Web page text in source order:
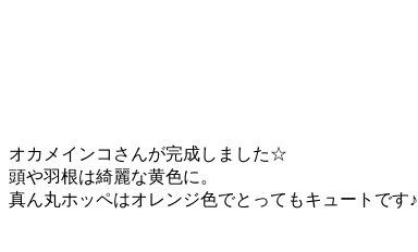
オカメインコさんが完成しました☆
頭や羽根は綺麗な黄色に。
真ん丸ホッペはオレンジ色でとってもキュートです♪